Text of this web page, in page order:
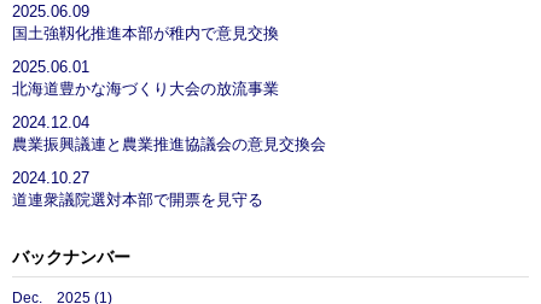
2025.06.09
国土強靱化推進本部が稚内で意見交換
2025.06.01
北海道豊かな海づくり大会の放流事業
2024.12.04
農業振興議連と農業推進協議会の意見交換会
2024.10.27
道連衆議院選対本部で開票を見守る
バックナンバー
Dec. 2025 (1)